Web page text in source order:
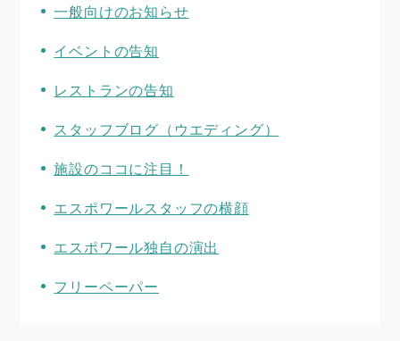
一般向けのお知らせ
イベントの告知
レストランの告知
スタッフブログ（ウエディング）
施設のココに注目！
エスポワールスタッフの横顔
エスポワール独自の演出
フリーペーパー